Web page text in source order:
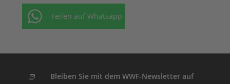
Teilen auf Whatsapp
Bleiben Sie mit dem WWF-Newsletter auf